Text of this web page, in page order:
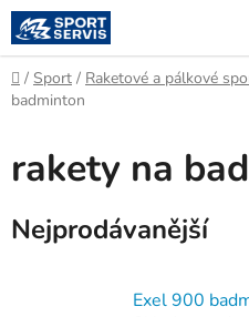
Přejít
na
obsah
Domů
/ Sport / Raketové a pálkové
badminton
rakety na
Nejprodávanější
Exel 900